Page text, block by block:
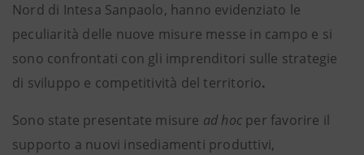
Nord di Intesa Sanpaolo, hanno evidenziato le
peculiarità delle nuove misure messe in campo e si
sono confrontati con gli imprenditori sulle strategie
di sviluppo e competitività del territorio.
Sono state presentate misure ad hoc per favorire il
supporto a nuovi insediamenti produttivi,